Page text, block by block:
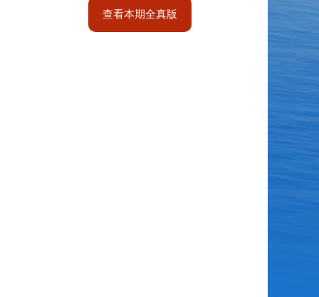
查看本期全真版